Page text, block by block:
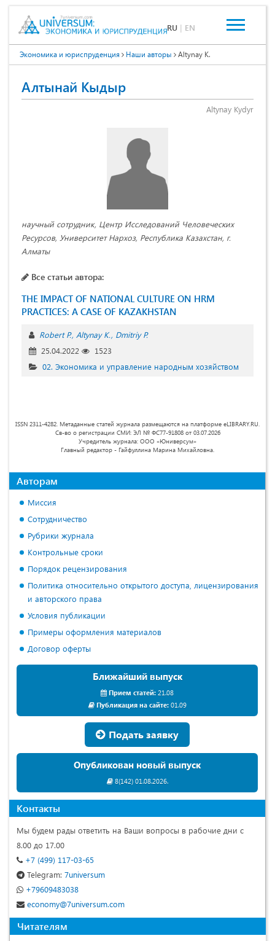
RU | EN
Экономика и юриспруденция Наши авторы Altynay K.
Алтынай Кыдыр
Altynay Kydyr
научный сотрудник, Центр Исследований Человеческих
Ресурсов, Университет Нархоз, Республика Казахстан, г.
Алматы
Все статьи автора:
THE IMPACT OF NATIONAL CULTURE ON HRM
PRACTICES: A CASE OF KAZAKHSTAN
Robert P. Altynay K. Dmitriy P.
25.04.2022
1523
02. Экономика и управление народным хозяйством
ISSN 2311-4282. Метаданные статей журнала размещаются на платформе eLIBRARY.RU.
Св-во о регистрации СМИ: ЭЛ № ФС77-91808 от 03.07.2026
Учредитель журнала: ООО «Юниверсум»
Главный редактор - Гайфуллина Марина Михайловна.
Авторам
Миссия
Сотрудничество
Рубрики журнала
Контрольные сроки
Порядок рецензирования
Политика относительно открытого доступа, лицензирования
и авторского права
Условия публикации
Примеры оформления материалов
Договор оферты
Ближайший выпуск
Прием статей: 21.08
Публикация на сайте:01.09
Подать заявку
Опубликован новый выпуск
8(142) 01.08.2026.
Контакты
Мы будем рады ответить на Ваши вопросы в рабочие дни с
8.00 до 17.00
+7 (499) 117-03-65
Telegram: 7universum
+79609483038
economy@7universum.com
Читателям